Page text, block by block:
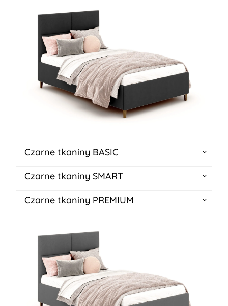
Czarne tkaniny BASIC
Czarne tkaniny SMART
Czarne tkaniny PREMIUM